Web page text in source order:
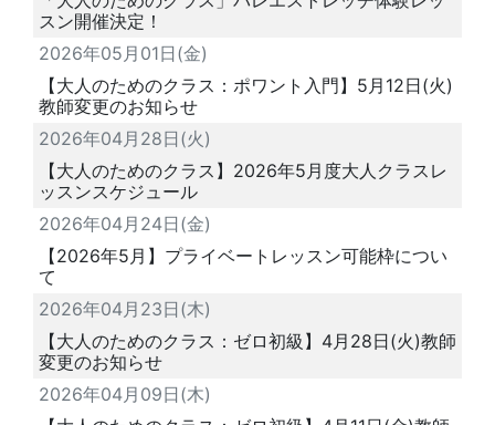
スン開催決定！
2026年05月01日(金)
【大人のためのクラス：ポワント入門】5月12日(火)
教師変更のお知らせ
2026年04月28日(火)
【大人のためのクラス】2026年5月度大人クラスレ
ッスンスケジュール
2026年04月24日(金)
【2026年5月】プライベートレッスン可能枠につい
て
2026年04月23日(木)
【大人のためのクラス：ゼロ初級】4月28日(火)教師
変更のお知らせ
2026年04月09日(木)